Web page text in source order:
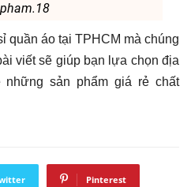
quần áo tại TPHCM mà chúng
viết sẽ giúp bạn lựa chọn địa
sản phẩm giá rẻ chất
Pinterest